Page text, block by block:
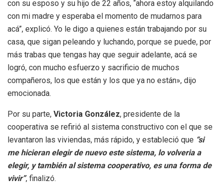
con su esposo y su hijo de 22 años, “ahora estoy alquilando
con mi madre y esperaba el momento de mudarnos para
acá”, explicó. Yo le digo a quienes están trabajando por su
casa, que sigan peleando y luchando, porque se puede, por
más trabas que tengas hay que seguir adelante, acá se
logró, con mucho esfuerzo y sacrificio de muchos
compañeros, los que están y los que ya no están», dijo
emocionada.
Por su parte, Victoria González, presidente de la
cooperativa se refirió al sistema constructivo con el que se
levantaron las viviendas, más rápido, y estableció que “si
me hicieran elegir de nuevo este sistema, lo volveria a
elegir, y también al sistema cooperativo, es una forma de
vivir”, finalizó.